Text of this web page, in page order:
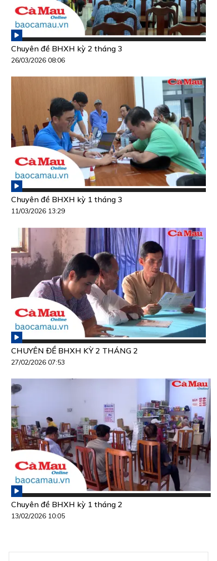
Chuyên đề BHXH kỳ 2 tháng 3
26/03/2026 08:06
Chuyên đề BHXH kỳ 1 tháng 3
11/03/2026 13:29
CHUYÊN ĐỀ BHXH KỲ 2 THÁNG 2
27/02/2026 07:53
Chuyên đề BHXH kỳ 1 tháng 2
13/02/2026 10:05